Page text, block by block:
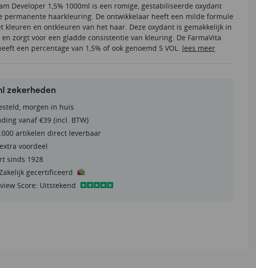
Developer 1,5% 1000ml is een romige, gestabiliseerde oxydant
permanente haarkleuring. De ontwikkelaar heeft een milde formule
kleuren en ontkleuren van het haar. Deze oxydant is gemakkelijk in
zorgt voor een gladde consistentie van kleuring. De FarmaVita
een percentage van 1,5% of ook genoemd 5 VOL. lees meer
zekerheden
morgen in huis
vanaf €39 (incl. BTW)
artikelen direct leverbaar
voordeel
sinds 1928
gecertificeerd
Score: Uitstekend